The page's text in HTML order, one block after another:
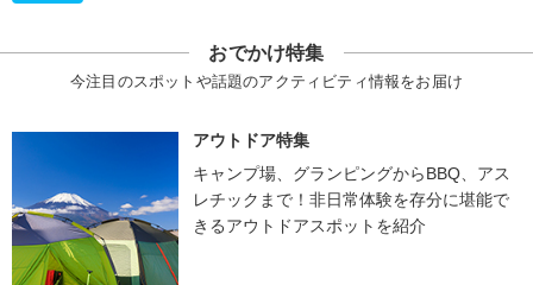
おでかけ特集
今注目のスポットや話題のアクティビティ情報をお届け
アウトドア特集
キャンプ場、グランピングからBBQ、アス
レチックまで！非日常体験を存分に堪能で
きるアウトドアスポットを紹介